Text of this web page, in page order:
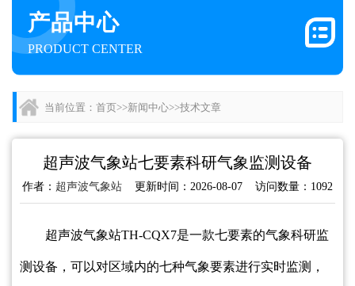
产品中心
PRODUCT CENTER
当前位置： 首页>>新闻中心>>技术文章
超声波气象站七要素科研气象监测设备
作者： 超声波气象站 更新时间：2026-08-07 访问数量：1092
超声波气象站TH-CQX7是一款七要素的气象科研监
测设备，可以对区域内的七种气象要素进行实时监测，